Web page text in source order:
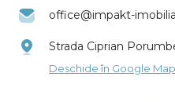
office@impakt-
Strada Ciprian
Deschide în Google